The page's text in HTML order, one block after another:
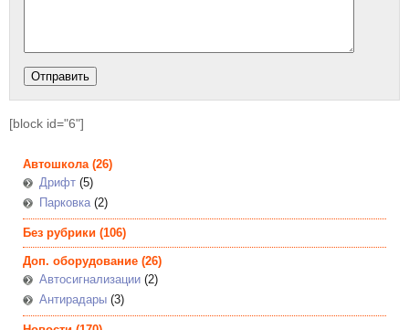
[block id="6"]
Автошкола(26)
Дрифт (5)
Парковка(2)
Без рубрики (106)
Доп. оборудование (26)
Автосигнализации (2)
Антирадары (3)